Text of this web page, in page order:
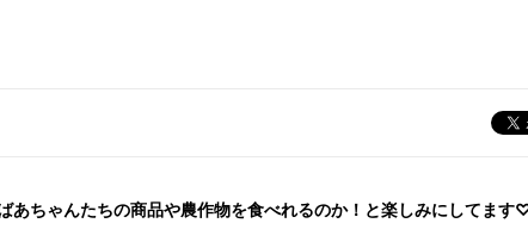
あちゃんたちの商品や農作物を食べれるのか！と楽しみにしてます